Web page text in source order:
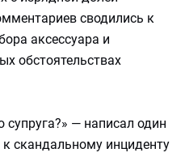
сводились к
аксессуара и
обстоятельствах
супруга?» — написал один
к скандальному инциденту